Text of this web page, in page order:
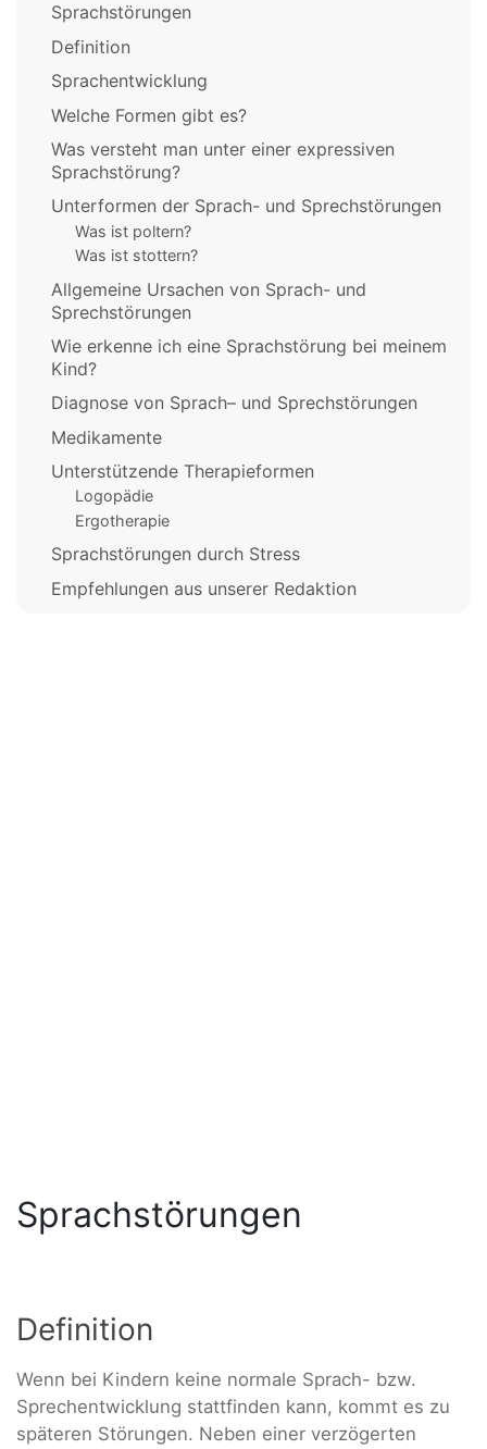
Sprachstörungen
Definition
Sprachentwicklung
Welche Formen gibt es?
Was versteht man unter einer expressiven
Sprachstörung?
Unterformen der Sprach- und Sprechstörungen
Was ist poltern?
Was ist stottern?
Allgemeine Ursachen von Sprach- und
Sprechstörungen
Wie erkenne ich eine Sprachstörung bei meinem
Kind?
Diagnose von Sprach– und Sprechstörungen
Medikamente
Unterstützende Therapieformen
Logopädie
Ergotherapie
Sprachstörungen durch Stress
Empfehlungen aus unserer Redaktion
Sprachstörungen
Definition
Wenn bei Kindern keine normale Sprach- bzw.
Sprechentwicklung stattfinden kann, kommt es zu
späteren Störungen. Neben einer verzögerten